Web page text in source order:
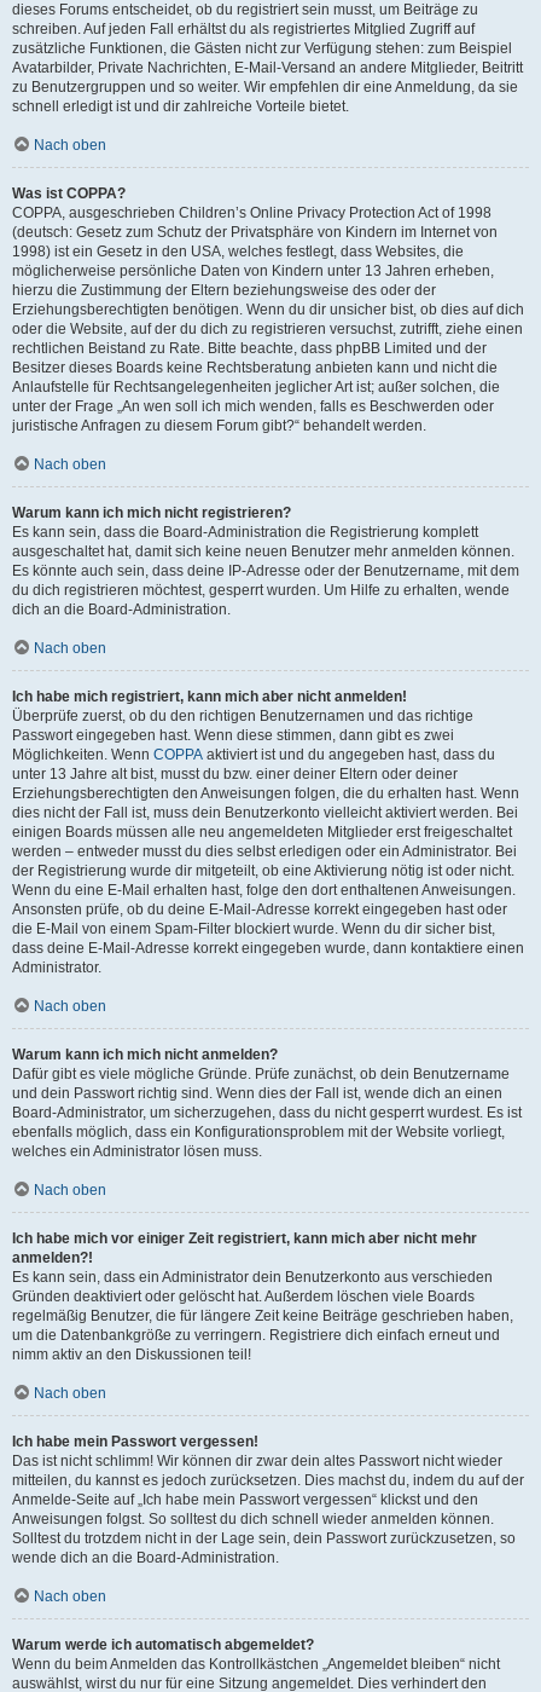
dieses Forums entscheidet, ob du registriert sein musst, um Beiträge zu
schreiben. Auf jeden Fall erhältst du als registriertes Mitglied Zugriff auf
zusätzliche Funktionen, die Gästen nicht zur Verfügung stehen: zum Beispiel
Avatarbilder, Private Nachrichten, E-Mail-Versand an andere Mitglieder, Beitritt
zu Benutzergruppen und so weiter. Wir empfehlen dir eine Anmeldung, da sie
schnell erledigt ist und dir zahlreiche Vorteile bietet.
Nach oben
Was ist COPPA?
COPPA, ausgeschrieben Children’s Online Privacy Protection Act of 1998
(deutsch: Gesetz zum Schutz der Privatsphäre von Kindern im Internet von
1998) ist ein Gesetz in den USA, welches festlegt, dass Websites, die
möglicherweise persönliche Daten von Kindern unter 13 Jahren erheben,
hierzu die Zustimmung der Eltern beziehungsweise des oder der
Erziehungsberechtigten benötigen. Wenn du dir unsicher bist, ob dies auf dich
oder die Website, auf der du dich zu registrieren versuchst, zutrifft, ziehe einen
rechtlichen Beistand zu Rate. Bitte beachte, dass phpBB Limited und der
Besitzer dieses Boards keine Rechtsberatung anbieten kann und nicht die
Anlaufstelle für Rechtsangelegenheiten jeglicher Art ist; außer solchen, die
unter der Frage „An wen soll ich mich wenden, falls es Beschwerden oder
juristische Anfragen zu diesem Forum gibt?“ behandelt werden.
Nach oben
Warum kann ich mich nicht registrieren?
Es kann sein, dass die Board-Administration die Registrierung komplett
ausgeschaltet hat, damit sich keine neuen Benutzer mehr anmelden können.
Es könnte auch sein, dass deine IP-Adresse oder der Benutzername, mit dem
du dich registrieren möchtest, gesperrt wurden. Um Hilfe zu erhalten, wende
dich an die Board-Administration.
Nach oben
Ich habe mich registriert, kann mich aber nicht anmelden!
Überprüfe zuerst, ob du den richtigen Benutzernamen und das richtige
Passwort eingegeben hast. Wenn diese stimmen, dann gibt es zwei
Möglichkeiten. Wenn COPPA aktiviert ist und du angegeben hast, dass du
unter 13 Jahre alt bist, musst du bzw. einer deiner Eltern oder deiner
Erziehungsberechtigten den Anweisungen folgen, die du erhalten hast. Wenn
dies nicht der Fall ist, muss dein Benutzerkonto vielleicht aktiviert werden. Bei
einigen Boards müssen alle neu angemeldeten Mitglieder erst freigeschaltet
werden – entweder musst du dies selbst erledigen oder ein Administrator. Bei
der Registrierung wurde dir mitgeteilt, ob eine Aktivierung nötig ist oder nicht.
Wenn du eine E-Mail erhalten hast, folge den dort enthaltenen Anweisungen.
Ansonsten prüfe, ob du deine E-Mail-Adresse korrekt eingegeben hast oder
die E-Mail von einem Spam-Filter blockiert wurde. Wenn du dir sicher bist,
dass deine E-Mail-Adresse korrekt eingegeben wurde, dann kontaktiere einen
Administrator.
Nach oben
Warum kann ich mich nicht anmelden?
Dafür gibt es viele mögliche Gründe. Prüfe zunächst, ob dein Benutzername
und dein Passwort richtig sind. Wenn dies der Fall ist, wende dich an einen
Board-Administrator, um sicherzugehen, dass du nicht gesperrt wurdest. Es ist
ebenfalls möglich, dass ein Konfigurationsproblem mit der Website vorliegt,
welches ein Administrator lösen muss.
Nach oben
Ich habe mich vor einiger Zeit registriert, kann mich aber nicht mehr
anmelden?!
Es kann sein, dass ein Administrator dein Benutzerkonto aus verschieden
Gründen deaktiviert oder gelöscht hat. Außerdem löschen viele Boards
regelmäßig Benutzer, die für längere Zeit keine Beiträge geschrieben haben,
um die Datenbankgröße zu verringern. Registriere dich einfach erneut und
nimm aktiv an den Diskussionen teil!
Nach oben
Ich habe mein Passwort vergessen!
Das ist nicht schlimm! Wir können dir zwar dein altes Passwort nicht wieder
mitteilen, du kannst es jedoch zurücksetzen. Dies machst du, indem du auf der
Anmelde-Seite auf „Ich habe mein Passwort vergessen“ klickst und den
Anweisungen folgst. So solltest du dich schnell wieder anmelden können.
Solltest du trotzdem nicht in der Lage sein, dein Passwort zurückzusetzen, so
wende dich an die Board-Administration.
Nach oben
Warum werde ich automatisch abgemeldet?
Wenn du beim Anmelden das Kontrollkästchen „Angemeldet bleiben“ nicht
auswählst, wirst du nur für eine Sitzung angemeldet. Dies verhindert den